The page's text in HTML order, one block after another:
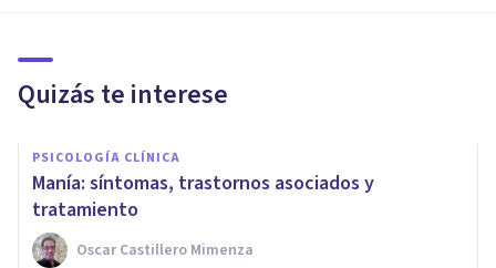
Quizás te interese
PSICOLOGÍA CLÍNICA
Manía: síntomas, trastornos asociados y
tratamiento
Oscar Castillero Mimenza